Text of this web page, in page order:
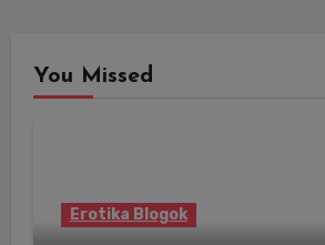
You Missed
Erotika Blogok